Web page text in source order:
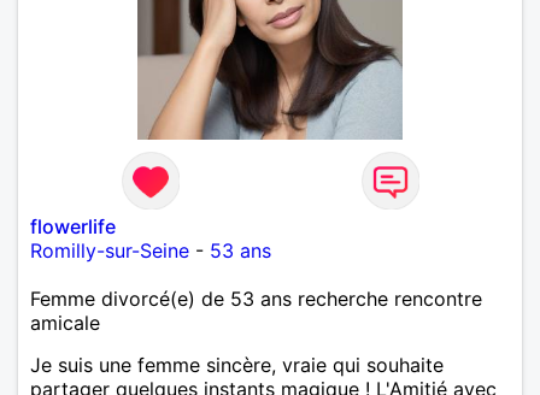
flowerlife
Romilly-sur-Seine - 53 ans
Femme divorcé(e) de 53 ans recherche rencontre
amicale
Je suis une femme sincère, vraie qui souhaite
partager quelques instants magique ! L'Amitié avec